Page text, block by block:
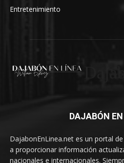
Entretenimiento
DAJABÓN
DajabonEnLinea.net es un portal
a proporcionar información
nacionales e internacionales.